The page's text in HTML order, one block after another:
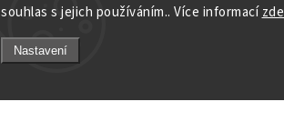
souhlas s jejich používáním.. Více informacízde
Nastavení
KONTAKT
info@joiky.cz